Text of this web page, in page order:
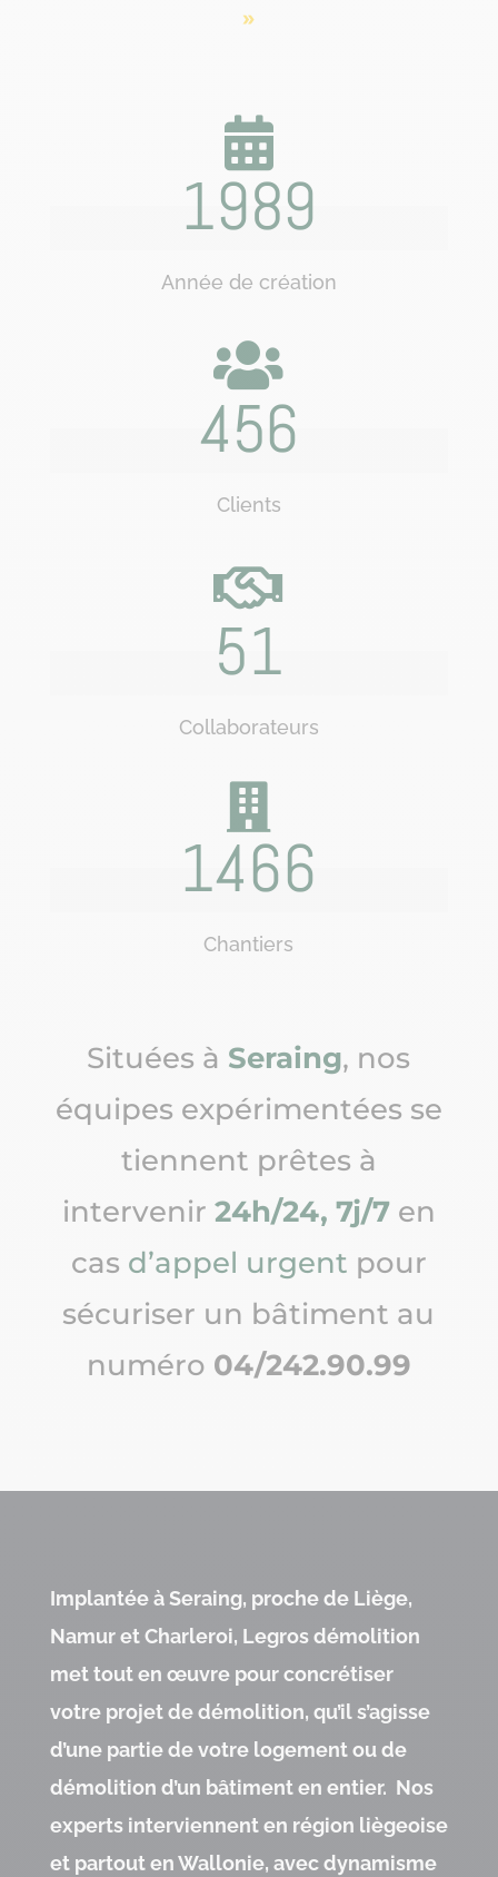
»
1989
Année de création
456
Clients
51
Collaborateurs
1466
Chantiers
Situées à Seraing, nos
équipes expérimentées se
tiennent prêtes à
intervenir 24h/24, 7j/7en
cas d’appel urgent pour
sécuriser un bâtiment au
numéro 04/242.90.99
Implantée à Seraing, proche de Liège,
Namur et Charleroi, Legros démolition
met tout en œuvre pour concrétiser
votre projet de démolition, qu’il s’agisse
d’une partie de votre logement ou de
démolition d’un bâtiment en entier. Nos
experts interviennent en région liègeoise
et partout en Wallonie, avec dynamisme